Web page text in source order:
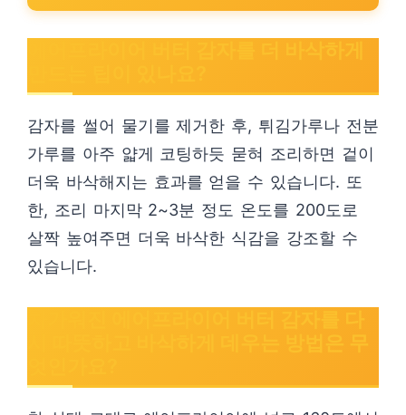
감자를 썰어 물기를 제거한 후, 튀김가루나 전분
가루를 아주 얇게 코팅하듯 묻혀 조리하면 겉이
더욱 바삭해지는 효과를 얻을 수 있습니다. 또
한, 조리 마지막 2~3분 정도 온도를 200도로
살짝 높여주면 더욱 바삭한 식감을 강조할 수
있습니다.